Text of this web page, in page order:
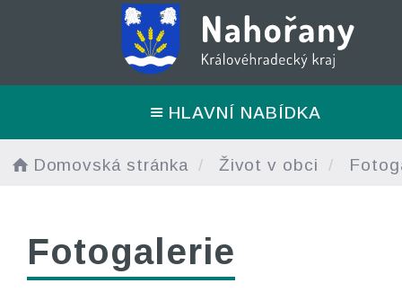
HLAVNÍ NABÍDKA
Domovská stránka Život v obci
Fotogalerie